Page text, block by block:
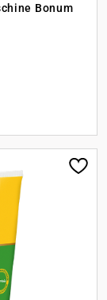
Bonum